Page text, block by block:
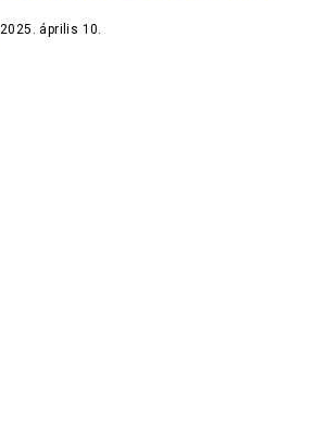
2025. április 10.